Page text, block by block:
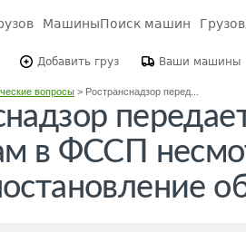
МашиныПоиск машин
Добавить груз Ваши машины
вопросы> Ространснадзор перед...
в ФССП